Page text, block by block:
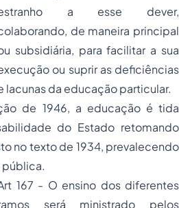
a esse dever,
de maneira principal
subsidiária, para facilitar a sua
ou suprir as deficiências
lacunas da educação particular.
de 1946, a educação é tida
do Estado retomando
no texto de 1934, prevalecendo
pública.
167 - O ensino dos diferentes
será ministrado pelos